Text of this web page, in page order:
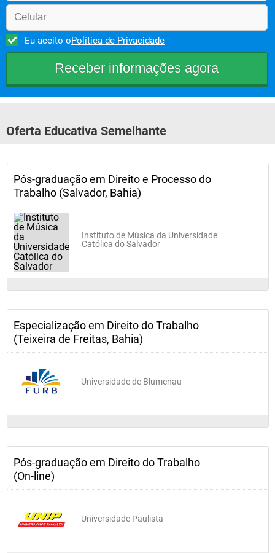
Duração e Término do Contrato de Trabalho
Eu aceito oPolítica de Privacidade
Oferta Educativa Semelhante
Pós-graduação em Direito e Processo do
Trabalho (Salvador, Bahia)
Instituto de Música da Universidade
Católica do Salvador
Especialização em Direito do Trabalho
(Teixeira de Freitas, Bahia)
Universidade de Blumenau
Pós-graduação em Direito do Trabalho
(On-line)
Universidade Paulista